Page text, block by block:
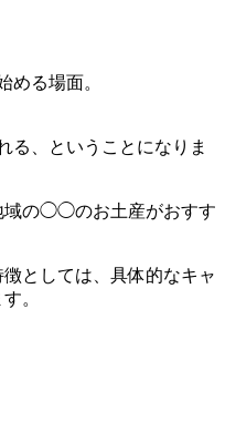
る、ということになりま
域の◯◯のお土産がおすす
としては、具体的なキャ
。